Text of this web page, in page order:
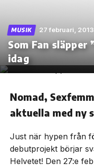
Skip
the
MUSIK 27 februari, 2013
Som Fan släpper
idag
Nomad,
aktuella med ny
Just när hypen från
debutprojekt börjar
Helvetet! Den 27:e